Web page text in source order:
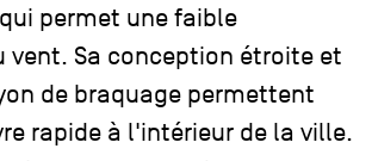
permet une faible
vent. Sa conception étroite et
de braquage permettent
rapide à l'intérieur de la ville.